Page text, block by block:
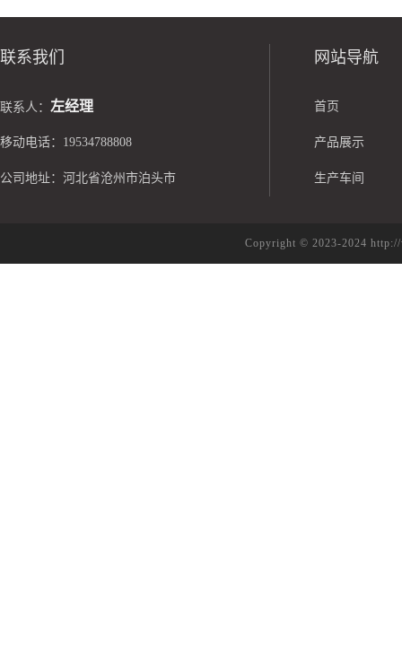
联系我们
联系人： 左经理
移动电话：19534788808
公司地址：河北省沧州市泊头市
网站导航
首页
产品展示
生产车间
Copyright © 2023-2024